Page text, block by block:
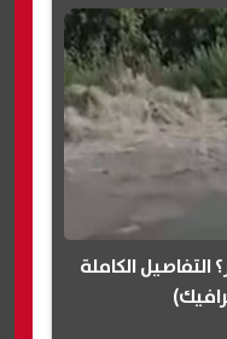
التفاصيل الكاملة